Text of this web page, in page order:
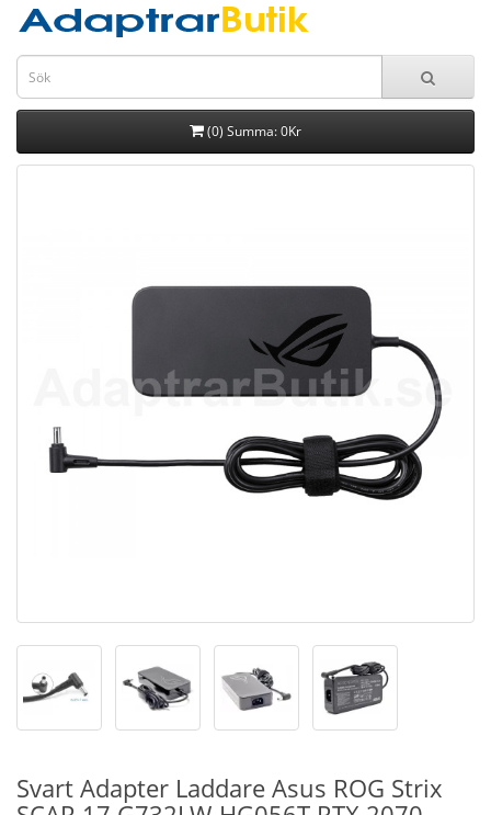
(0) Summa: 0Kr
Svart Adapter Laddare Asus ROG Strix